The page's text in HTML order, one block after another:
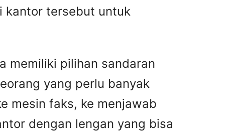
kantor tersebut untuk
memiliki pilihan sandaran
yang perlu banyak
mesin faks, ke menjawab
dengan lengan yang bisa